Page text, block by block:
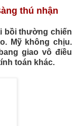
thú nhận
bồi thường chiến
Mỹ không chịu.
giao vô điều
toán khác.